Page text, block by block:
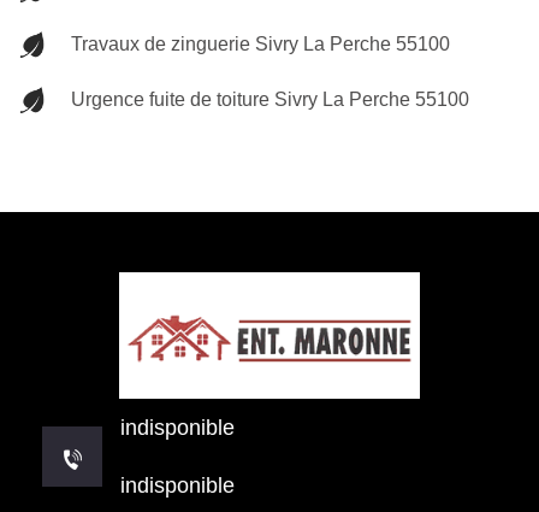
Travaux de zinguerie Sivry La Perche 55100
Urgence fuite de toiture Sivry La Perche 55100
indisponible
indisponible